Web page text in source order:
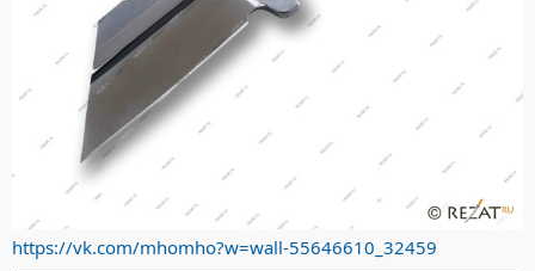
https://vk.com/mhomho?w=wall-55646610_32459